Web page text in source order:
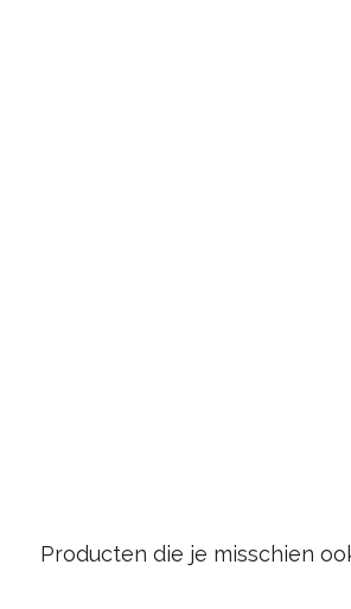
Producten die je misschien